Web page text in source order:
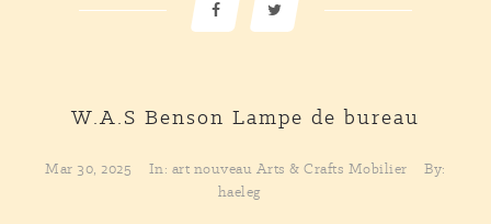
W.A.S Benson Lampe de bureau
Mar 30, 2025 In: art nouveau Arts & Crafts Mobilier
By:
haeleg